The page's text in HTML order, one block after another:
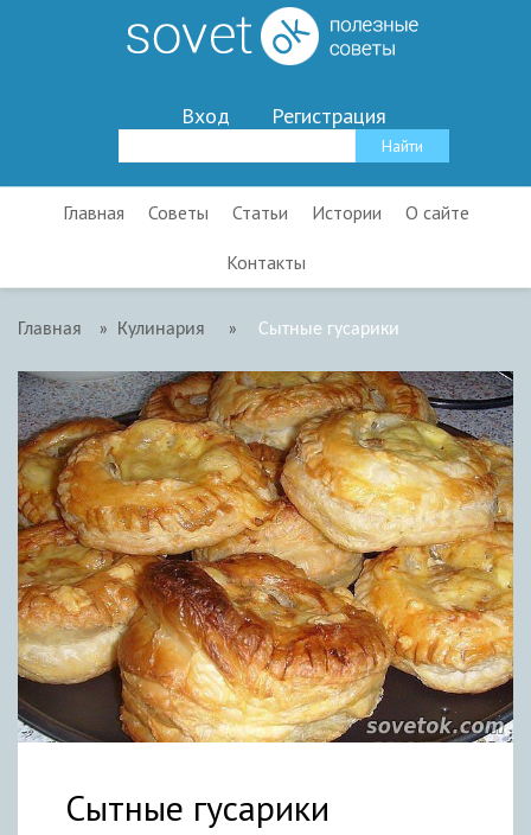
Вход Регистрация
Главная Советы Статьи Истории О сайте
Контакты
Главная » Кулинария » Сытные гусарики
Сытные гусарики